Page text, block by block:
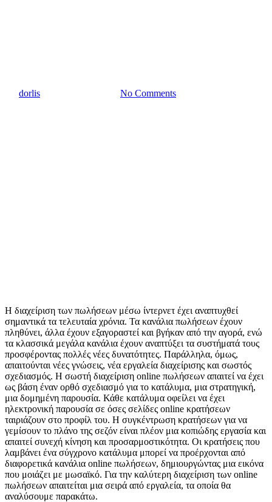
dorlis No Comments
Η διαχείριση των πωλήσεων μέσω ίντερνετ έχει αναπτυχθεί
σημαντικά τα τελευταία χρόνια. Τα κανάλια πωλήσεων έχουν
πληθύνει, άλλα έχουν εξαγοραστεί και βγήκαν από την αγορά, ενώ
τα κλασσικά μεγάλα κανάλια έχουν αναπτύξει τα συστήματά τους
προσφέροντας πολλές νέες δυνατότητες. Παράλληλα, όμως,
απαιτούνται νέες γνώσεις, νέα εργαλεία διαχείρισης και σωστός
σχεδιασμός. Η σωστή διαχείριση online πωλήσεων απαιτεί να έχει
ως βάση έναν ορθό σχεδιασμό για το κατάλυμα, μια στρατηγική,
μια δομημένη παρουσία. Κάθε κατάλυμα οφείλει να έχει
ηλεκτρονική παρουσία σε όσες σελίδες online κρατήσεων
ταιριάζουν στο προφίλ του. Η συγκέντρωση κρατήσεων για να
γεμίσουν το πλάνο της σεζόν είναι πλέον μια κοπιώδης εργασία και
απαιτεί συνεχή κίνηση και προσαρμοστικότητα. Οι κρατήσεις που
λαμβάνει ένα σύγχρονο κατάλυμα μπορεί να προέρχονται από
διαφορετικά κανάλια online πωλήσεων, δημιουργώντας μια εικόνα
που μοιάζει με μωσαϊκό. Για την καλύτερη διαχείριση των online
πωλήσεων απαιτείται μια σειρά από εργαλεία, τα οποία θα
αναλύσουμε παρακάτω.